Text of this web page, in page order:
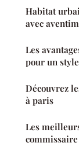
Habitat
avec aventim
Les
pour un
Découvrez
à paris
Les